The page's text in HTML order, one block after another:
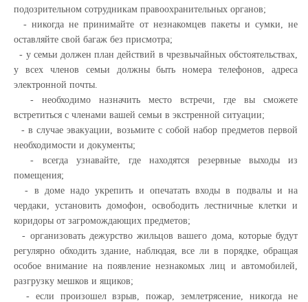
подозрительном сотрудникам правоохранительных органов;
- никогда не принимайте от незнакомцев пакеты и сумки, не
оставляйте свой багаж без присмотра;
- у семьи должен план действий в чрезвычайных обстоятельствах,
у всех членов семьи должны быть номера телефонов, адреса
электронной почты.
- необходимо назначить место встречи, где вы сможете
встретиться с членами вашей семьи в экстренной ситуации;
- в случае эвакуации, возьмите с собой набор предметов первой
необходимости и документы;
- всегда узнавайте, где находятся резервные выходы из
помещения;
- в доме надо укрепить и опечатать входы в подвалы и на
чердаки, установить домофон, освободить лестничные клетки и
коридоры от загромождающих предметов;
- организовать дежурство жильцов вашего дома, которые будут
регулярно обходить здание, наблюдая, все ли в порядке, обращая
особое внимание на появление незнакомых лиц и автомобилей,
разгрузку мешков и ящиков;
- если произошел взрыв, пожар, землетрясение, никогда не